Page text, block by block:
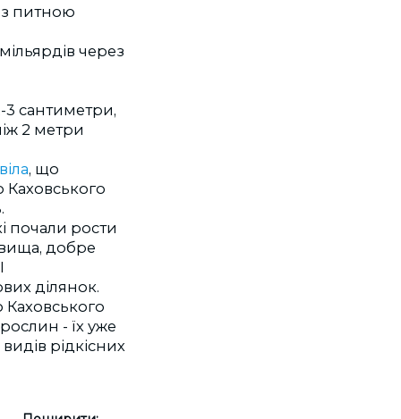
з питною
через
сантиметри,
2 метри
, що
почали рости
добре
ділянок.
Каховського
- їх уже
рідкісних